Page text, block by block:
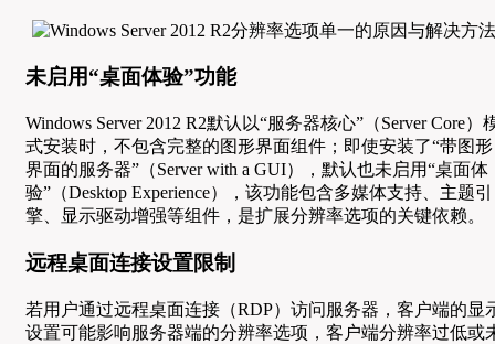
未启用“桌面体验”功能
Windows Server 2012 R2默认以“服务器核心”（Server Core）
式安装时，不包含完整的图形界面组件；即使安装了“带图形
界面的服务器”（Server with a GUI），默认也未启用“桌面体
验”（Desktop Experience），该功能包含多媒体支持、主题引
擎、显示驱动增强等组件，是扩展分辨率选项的关键依赖。
远程桌面连接设置限制
若用户通过远程桌面连接（RDP）访问服务器，客户端的显
设置可能影响服务器端的分辨率选项，客户端分辨率过低或